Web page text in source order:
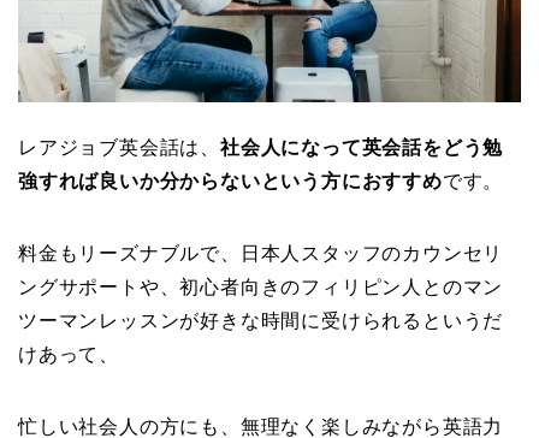
レアジョブ英会話は、 社会人になって英会話をどう勉
強すれば良いか分からないという方におすすめです。
料金もリーズナブルで、日本人スタッフのカウンセリ
ングサポートや、初心者向きのフィリピン人とのマン
ツーマンレッスンが好きな時間に受けられるというだ
けあって、
忙しい社会人の方にも、無理なく楽しみながら英語力